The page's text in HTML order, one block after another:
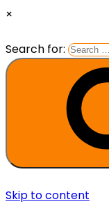
×
Search for:
Skip to content